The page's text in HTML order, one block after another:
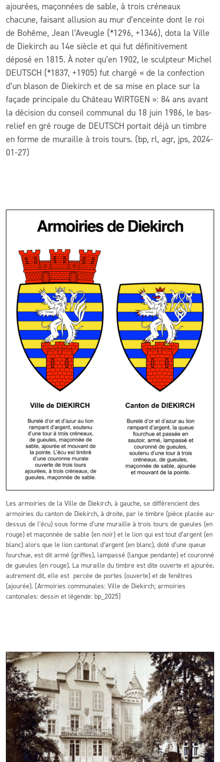
ajourées, maçonnées de sable, à trois créneaux
chacune, faisant allusion au mur d’enceinte dont le roi
de Bohême, Jean l’Aveugle (*1296, +1346), dota la Ville
de Diekirch au 14e siècle et qui fut définitivement
déposé en 1815. À noter qu’en 1902, le sculpteur Michel
DEUTSCH (*1837, +1905) fut chargé « de la confection
d’un blason de Diekirch et de sa mise en place sur la
façade principale du Château WIRTGEN »: 84 ans avant
la décision du conseil communal du 18 juin 1986, le bas-
relief en gré rouge de DEUTSCH portait déjà un timbre
en forme de muraille à trois tours. (bp, rl, agr, jps, 2024-
01-27)
Les armoiries de la Ville de Diekirch, à gauche, se différencient des
armoiries du canton de Diekirch, à droite, par le timbre (pièce placée au-
dessus de l’écu) sous forme d’une muraille à trois tours de gueules (en
rouge) et maçonnée de sable (en noir) et le lion qui est tout d’argent (en
blanc) alors que le lion cantonal d’argent (en blanc), doté d’une queue
fourchue, est dit armé (griffes), lampassé (langue pendante) et couronné
de gueules (en rouge). La muraille du timbre est dite ouverte et ajourée,
autrement dit, elle est percée de portes (ouverte) et de fenêtres
(ajourée). [Armoiries communales: Ville de Diekirch; armoiries
cantonales: dessin et légende: bp_2025]